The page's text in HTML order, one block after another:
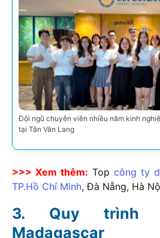
Đội ngũ chuyên viên nhiều năm kinh
tại Tân Văn Lang
>>> Xem thêm: Top công ty
TP.Hồ Chí Minh, Đà Nẵng, Hà
Quy trình
Madagascar